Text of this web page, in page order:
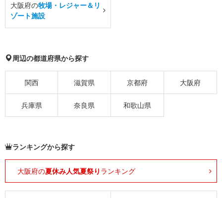
大阪府の牧場・レジャー＆リ
ゾート施設
周辺の都道府県から探す
関西 滋賀県 京都府 大阪府
兵庫県 奈良県 和歌山県
ランキングから探す
大阪府の夏休み人気夏祭り ランキング